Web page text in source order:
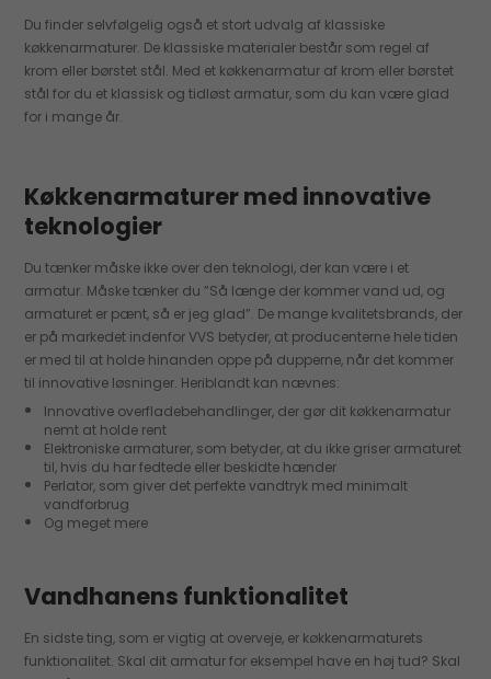
Du finder selvfølgelig også et stort udvalg af klassiske
køkkenarmaturer. De klassiske materialer består som regel af
krom eller børstet stål. Med et køkkenarmatur af krom eller børstet
stål for du et klassisk og tidløst armatur, som du kan være glad
for i mange år.
Køkkenarmaturer med innovative
teknologier
Du tænker måske ikke over den teknologi, der kan være i et
armatur. Måske tænker du ”Så længe der kommer vand ud, og
armaturet er pænt, så er jeg glad”. De mange kvalitetsbrands, der
er på markedet indenfor VVS betyder, at producenterne hele tiden
er med til at holde hinanden oppe på dupperne, når det kommer
til innovative løsninger. Heriblandt kan nævnes:
Innovative overfladebehandlinger, der gør dit køkkenarmatur
nemt at holde rent
Elektroniske armaturer, som betyder, at du ikke griser armaturet
til, hvis du har fedtede eller beskidte hænder
Perlator, som giver det perfekte vandtryk med minimalt
vandforbrug
Og meget mere
Vandhanens funktionalitet
En sidste ting, som er vigtig at overveje, er køkkenarmaturets
funktionalitet. Skal dit armatur for eksempel have en høj tud? Skal